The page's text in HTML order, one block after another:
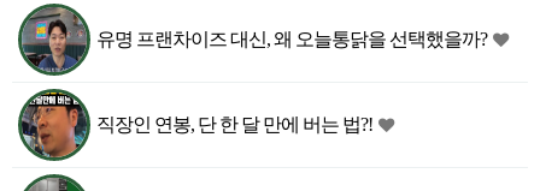
유명 프랜차이즈 대신, 왜 오늘통닭을 선택했을까?
직장인 연봉, 단 한 달 만에 버는 법?!